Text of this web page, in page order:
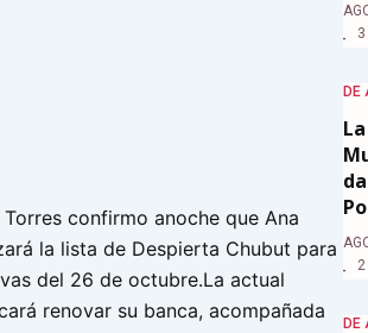
confirmo anoche que Ana
la lista de Despierta Chubut para
del 26 de octubre.La actual
renovar su banca, acompañada
DE
La
DE